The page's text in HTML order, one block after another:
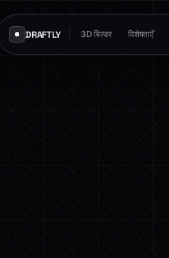
DRAFTLY 3D बिल्डर विशेषताएँ